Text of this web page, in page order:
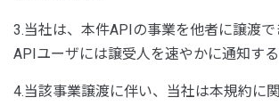
3.当社は、本件APIの事業を他者に譲渡で
APIユーザには譲受人を速やかに通知する
4.当該事業譲渡に伴い、当社は本規約に